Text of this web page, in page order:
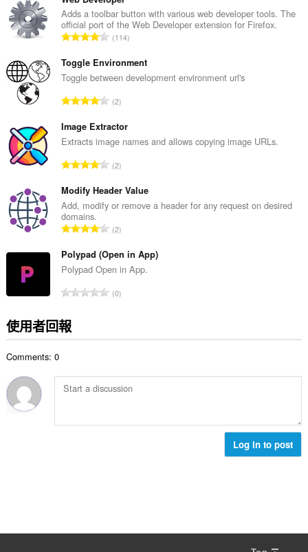
Adds a toolbar button with various web developer tools. The
official port of the Web Developer extension for Firefox.
評
的
總
數
114
Toggle Environment
Toggle between development environment url's
評
的
總
數
2
Image Extractor
Extracts image names and allows copying image URLs.
評
的
總
數
2
Modify Header Value
Add, modify or remove a header for any request on desired
domains.
評
的
總
數
2
Polypad (Open in App)
Polypad Open in App.
評
:
0
使用者回報
Comments: 0
Log in to post